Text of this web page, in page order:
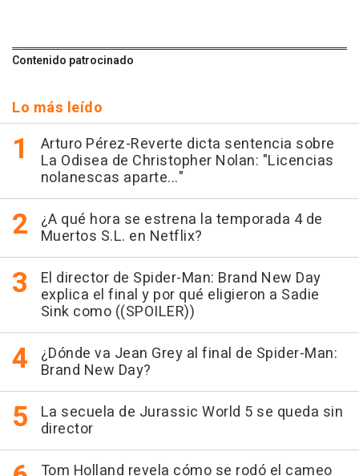
Contenido patrocinado
Lo más leído
Arturo Pérez-Reverte dicta sentencia sobre
La Odisea de Christopher Nolan: "Licencias
nolanescas aparte..."
¿A qué hora se estrena la temporada 4 de
Muertos S.L. en Netflix?
El director de Spider-Man: Brand New Day
explica el final y por qué eligieron a Sadie
Sink como ((SPOILER))
¿Dónde va Jean Grey al final de Spider-Man:
Brand New Day?
La secuela de Jurassic World 5 se queda sin
director
Tom Holland revela cómo se rodó el cameo